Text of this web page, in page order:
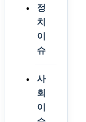
정
치
이
슈
사
회
이